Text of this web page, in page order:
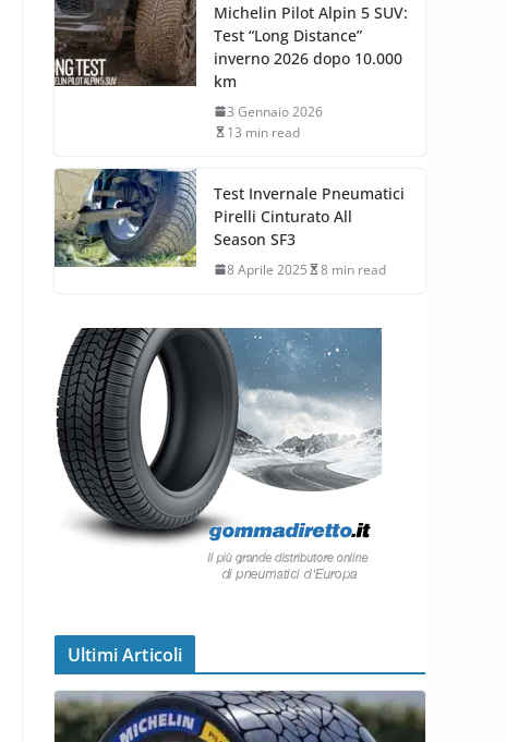
Michelin Pilot Alpin 5 SUV:
Test “Long Distance”
inverno 2026 dopo 10.000
km
3 Gennaio 2026
13 min read
Test Invernale Pneumatici
Pirelli Cinturato All
Season SF3
8 Aprile 2025 8 min read
Ultimi Articoli